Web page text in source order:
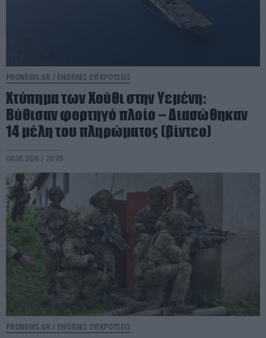
PRONEWS.GR / ΕΝΟΠΛΕΣ ΣΥΓΚΡΟΥΣΕΙΣ
Χτύπημα των Χούθι στην Υεμένη:
Βύθισαν φορτηγό πλοίο – Διασώθηκαν
14 μέλη του πληρώματος (βίντεο)
04.08.2026 | 20:09
PRONEWS.GR / ΕΝΟΠΛΕΣ ΣΥΓΚΡΟΥΣΕΙΣ